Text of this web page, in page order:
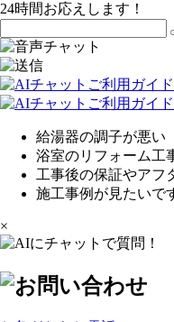
24時間お応えします！
給湯器の調子が悪い
浴室のリフォーム工
工事後の保証やアフ
施工事例が見たいで
×